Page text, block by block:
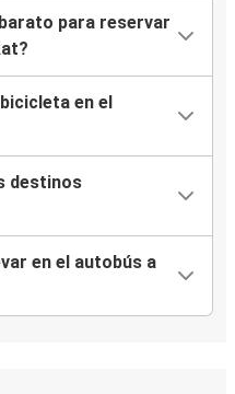
para reservar
en el
destinos
en el autobús a